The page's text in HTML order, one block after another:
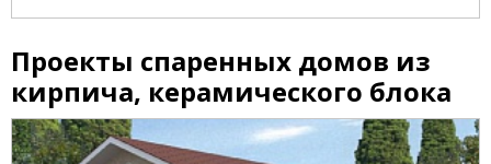
Проекты спаренных домов из
кирпича, керамического блока